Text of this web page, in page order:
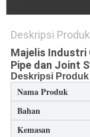
Deskripsi Produk
Majelis Industri
Pipe dan Joint
Deskripsi Produk
Nama Produk
Bahan
Kemasan